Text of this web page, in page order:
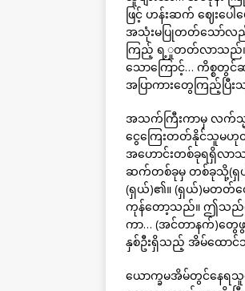
ဖြင့် ဟန်းဆက် ဈေးပေ
အသုံးမပြုတတ်သော်လည်
ကြည့် ရ့ှုတတ်လာသည်။ အိ
သောကြောင့်… ကိစ္စတွ
အပြာကားတွေကြည့်ပ
အသက်ကြီးကာမှ လက်သ္မ
ငွေကြေးတတ်နိုင်သူမဟု
အဟောင်းတစ်ခုရရှိလာ
ဆက်တစ်ခုမှ တစ်ခုသို့(ရှယ်
(ရှယ်)၏။ (ရှယ်)မတတ်တ
ကုန်တော့သည်။ ဤသည်ကို
ကာ… (အင်တာနက်)တွေဖွ
နှစ်ဦးရှိသည့် အိမ်ထော
ယောက္ခမအိမ်တွင်နေရသူ